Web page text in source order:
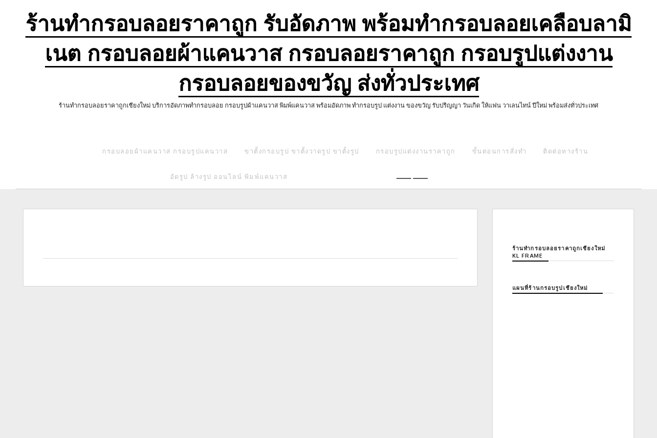
ร้านทำกรอบลอยราคาถูก รับอัดภาพ พร้อมทำกรอบลอยเคลือบลามิ
เนต กรอบลอยผ้าแคนวาส กรอบลอยราคาถูก กรอบรูปแต่งงาน
กรอบลอยของขวัญ ส่งทั่วประเทศ
ร้านทำกรอบลอยราคาถูกเชียงใหม่ บริการอัดภาพทำกรอบลอย กรอบรูปผ้าแคนวาส พิมพ์แคนวาส พร้อมอัดภาพ ทำกรอบรูป แต่งงาน ของขวัญ รับปริญญา วันเกิด ให้แฟน วาเลนไทน์ ปีใหม่ พร้อมส่งทั่วประเทศ
กรอบลอยผ้าแคนวาส กรอบรูปแคนวาส ขาตั้งกรอบรูป ขาตั้งวาดรูป ขาตั้งรูป กรอบรูปแต่งงานราคาถูก ขั้นตอนการสั่งทำ ติดต่อทางร้าน
อัดรูป ล้างรูป ออนไลน์ พิมพ์แคนวาส
ร้านทำกรอบลอยราคาถูกเชียงใหม่
KL FRAME
แผนที่ร้านกรอบรูปเชียงใหม่